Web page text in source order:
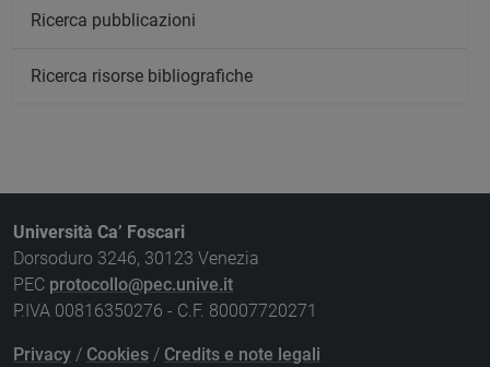
Ricerca pubblicazioni
Ricerca risorse bibliografiche
Università Ca’ Foscari
Dorsoduro 3246, 30123 Venezia
PEC protocollo@pec.unive.it
P.IVA 00816350276 - C.F. 80007720271
Privacy / Cookies / Credits e note legali